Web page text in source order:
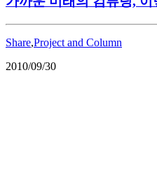
Share,Project and Column
2010/09/30